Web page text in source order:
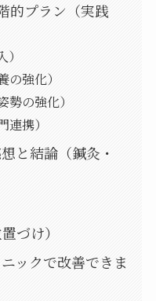
的プラン（実践
強化）
の強化）
携）
と結論（鍼灸・
づけ）
ックで改善できま